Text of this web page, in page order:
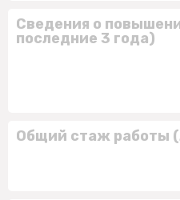
Сведения о
последние 3 года)
Общий стаж работы